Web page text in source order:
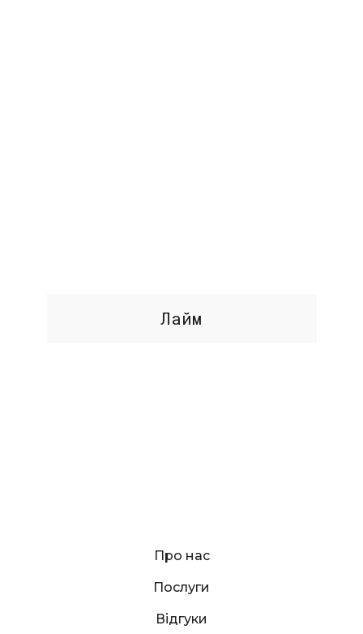
Лайм
Про нас
Послуги
Відгуки